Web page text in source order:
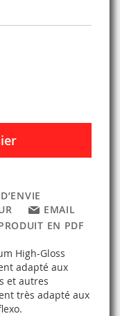
EMAIL
EN PDF
High-Gloss
adapté aux
et autres
très adapté aux